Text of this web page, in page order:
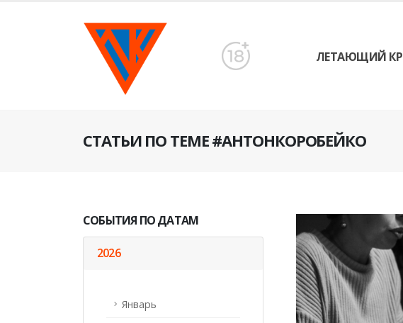
ЛЕТАЮЩИЙ
СТАТЬИ ПО ТЕМЕ #АНТОНКОРОБЕЙКО
СОБЫТИЯ ПО ДАТАМ
2026
Январь